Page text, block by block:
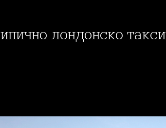
Типично лондонско такси